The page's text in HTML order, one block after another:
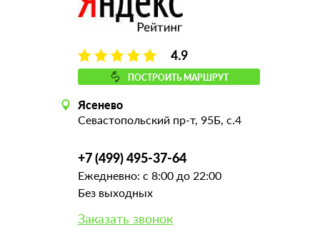
4.9
ПОСТРОИТЬ МАРШРУТ
Ясенево
Севастопольский пр-т, 95Б, с.4
+7 (499) 495-37-64
Ежедневно: с 8:00 до 22:00
Без выходных
Заказать звонок